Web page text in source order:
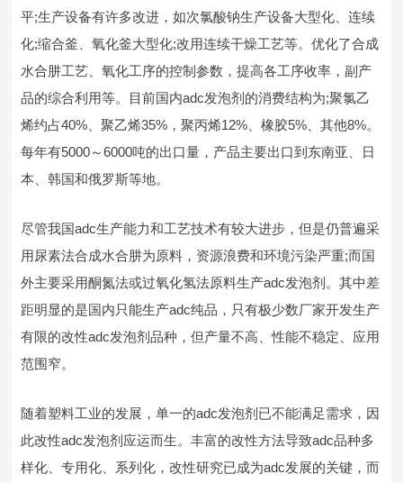
平;生产设备有许多改进，如次氯酸钠生产设备大型化、连续
化;缩合釜、氧化釜大型化;改用连续干燥工艺等。优化了合成
水合肼工艺、氧化工序的控制参数，提高各工序收率，副产
品的综合利用等。目前国内adc发泡剂的消费结构为;聚氯乙
烯约占40%、聚乙烯35%，聚丙烯12%、橡胶5%、其他8%。
每年有5000～6000吨的出口量，产品主要出口到东南亚、日
本、韩国和俄罗斯等地。
尽管我国adc生产能力和工艺技术有较大进步，但是仍普遍采
用尿素法合成水合肼为原料，资源浪费和环境污染严重;而国
外主要采用酮氮法或过氧化氢法原料生产adc发泡剂。其中差
距明显的是国内只能生产adc纯品，只有极少数厂家开发生产
有限的改性adc发泡剂品种，但产量不高、性能不稳定、应用
范围窄。
随着塑料工业的发展，单一的adc发泡剂已不能满足需求，因
此改性adc发泡剂应运而生。丰富的改性方法导致adc品种多
样化、专用化、系列化，改性研究已成为adc发展的关键，而